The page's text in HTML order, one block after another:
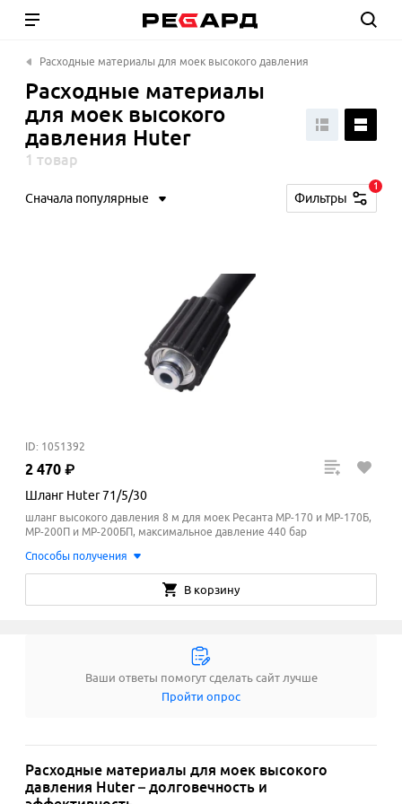
Расходные материалы для моек высокого давления
Расходные материалы
для моек высокого
давления Huter
1 товар
Сначала популярные Фильтры
1
ID: 1051392
2 470 ₽
Шланг Huter 71/5/30
шланг высокого давления 8 м для моек Ресанта МР-170 и МР-170Б,
МР-200П и МР-200БП, максимальное давление 440 бар
Способы получения
В корзину
Ваши ответы помогут сделать сайт лучше
Пройти опрос
Расходные материалы для моек высокого
давления Huter – долговечность и